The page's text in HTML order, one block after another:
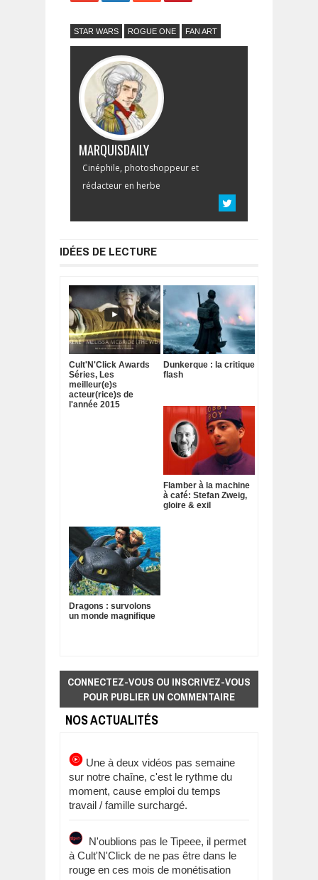
STAR WARS ROGUE ONE FAN ART
MARQUISDAILY
Cinéphile, photoshoppeur et
rédacteur en herbe
IDÉES DE LECTURE
Cult'N'Click Awards
Séries, Les
meilleur(e)s
acteur(rice)s de
l'année 2015
Dunkerque : la critique
flash
Flamber à la machine
à café: Stefan Zweig,
gloire & exil
Dragons : survolons
un monde magnifique
CONNECTEZ-VOUS OU INSCRIVEZ-VOUS
POUR PUBLIER UN COMMENTAIRE
NOS ACTUALITÉS
Une à deux vidéos pas semaine
sur notre chaîne, c'est le rythme du
moment, cause emploi du temps
travail / famille surchargé.
N'oublions pas le Tipeee, il permet
à Cult'N'Click de ne pas être dans le
rouge en ces mois de monétisation